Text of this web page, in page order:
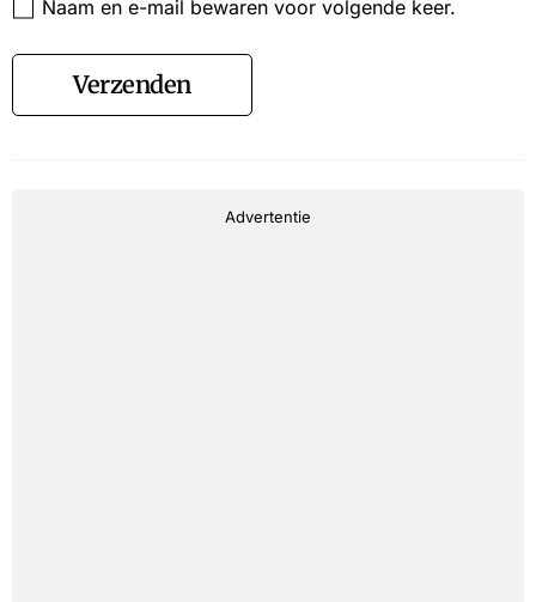
Naam en e-mail bewaren voor volgende keer.
Verzenden
Advertentie